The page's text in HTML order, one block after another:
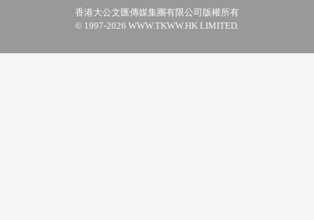
香港大公文匯傳媒集團有限公司版權所有
© 1997-2026 WWW.TKWW.HK LIMITED.